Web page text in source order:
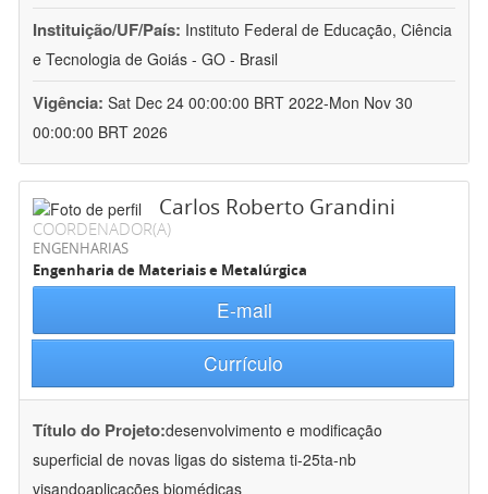
Instituição/UF/País: Instituto Federal de Educação, Ciência
e Tecnologia de Goiás - GO - Brasil
Vigência: Sat Dec 24 00:00:00 BRT 2022-Mon Nov 30
00:00:00 BRT 2026
Carlos Roberto Grandini
COORDENADOR(A)
ENGENHARIAS
Engenharia de Materiais e Metalúrgica
E-mail
Currículo
Título do Projeto:desenvolvimento e modificação
superficial de novas ligas do sistema ti-25ta-nb
visandoaplicações biomédicas